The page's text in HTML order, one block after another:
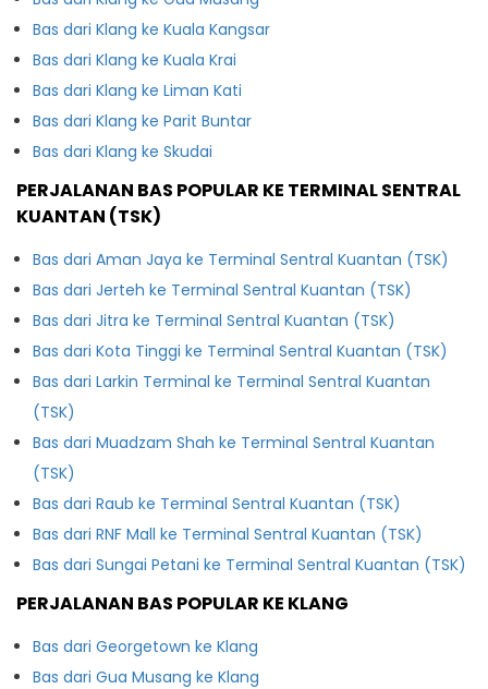
Bas dari Klang ke Kuala Kangsar
Bas dari Klang ke Kuala Krai
Bas dari Klang ke Liman Kati
Bas dari Klang ke Parit Buntar
Bas dari Klang ke Skudai
PERJALANAN BAS POPULAR KE TERMINAL SENTRAL
KUANTAN (TSK)
Bas dari Aman Jaya ke Terminal Sentral Kuantan (TSK)
Bas dari Jerteh ke Terminal Sentral Kuantan (TSK)
Bas dari Jitra ke Terminal Sentral Kuantan (TSK)
Bas dari Kota Tinggi ke Terminal Sentral Kuantan (TSK)
Bas dari Larkin Terminal ke Terminal Sentral Kuantan
(TSK)
Bas dari Muadzam Shah ke Terminal Sentral Kuantan
(TSK)
Bas dari Raub ke Terminal Sentral Kuantan (TSK)
Bas dari RNF Mall ke Terminal Sentral Kuantan (TSK)
Bas dari Sungai Petani ke Terminal Sentral Kuantan (TSK)
PERJALANAN BAS POPULAR KE KLANG
Bas dari Georgetown ke Klang
Bas dari Gua Musang ke Klang